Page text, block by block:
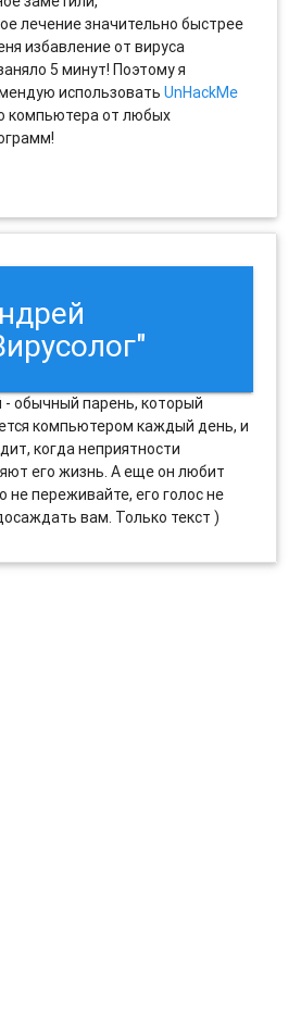
лечение значительно быстрее
избавление от вируса
5 минут! Поэтому я
использоватьUnHackMe
компьютера от любых
- обычный парень, который
компьютером каждый день, и
когда неприятности
его жизнь. А еще он любит
не переживайте, его голос не
вам. Только текст )